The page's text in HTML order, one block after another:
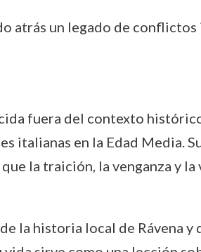
atrás un legado de
fuera del contexto
italianas en la Edad Media.
la traición, la venganza y
la historia local de Rávena y